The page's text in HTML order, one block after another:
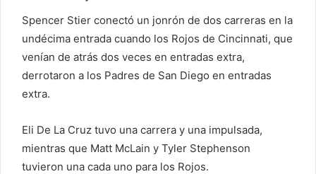
Spencer Stier conectó un jonrón de dos carreras en la
undécima entrada cuando los Rojos de Cincinnati, que
venían de atrás dos veces en entradas extra,
derrotaron a los Padres de San Diego en entradas
extra.
Eli De La Cruz tuvo una carrera y una impulsada,
mientras que Matt McLain y Tyler Stephenson
tuvieron una cada uno para los Rojos.